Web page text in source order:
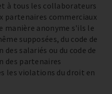
à tous les collaborateurs
partenaires commerciaux
manière anonyme s'ils le
supposées, du code de
salariés ou du code de
des partenaires
les violations du droit en